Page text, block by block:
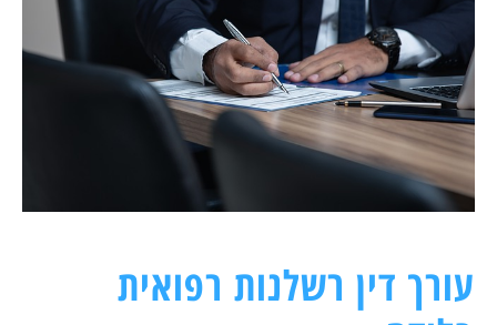
עורך דין רשלנות רפואית